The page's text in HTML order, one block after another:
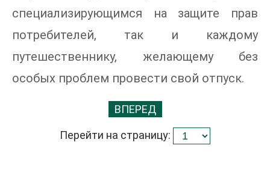
специализирующимся на защите прав
потребителей, так и каждому
путешественнику, желающему без
особых проблем провести свой отпуск.
ВПЕРЕД
Перейти на страницу: